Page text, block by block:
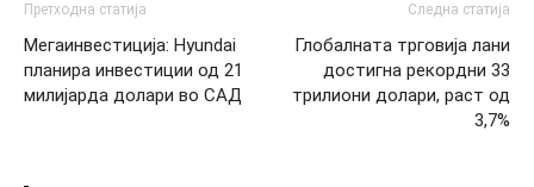
Претходна статија
Мегаинвестиција: Hyundai
планира инвестиции од 21
милијарда долари во САД
Следна статија
Глобалната трговија лани
достигна рекордни 33
трилиони долари, раст од
3,7%